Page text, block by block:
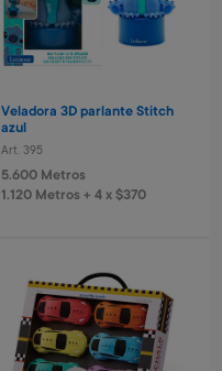
Veladora 3D parlante Stitch
azul
Art. 395
5.600 Metros
1.120 Metros + 4 x $370